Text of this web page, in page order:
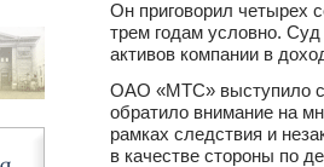
Он приговорил четырех
трем годам условно.
активов компании в
ОАО «МТС» выступило с
обратило внимание на
рамках следствия и
в качестве стороны по